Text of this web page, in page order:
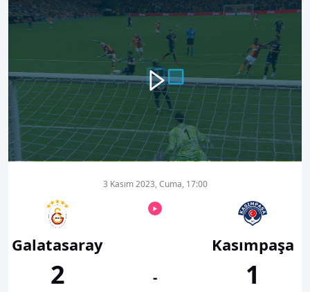
00:00 00:20
Galatasaray
2
3 Kasım 2023, Cuma, 17:00
-
Kasımpaşa
1